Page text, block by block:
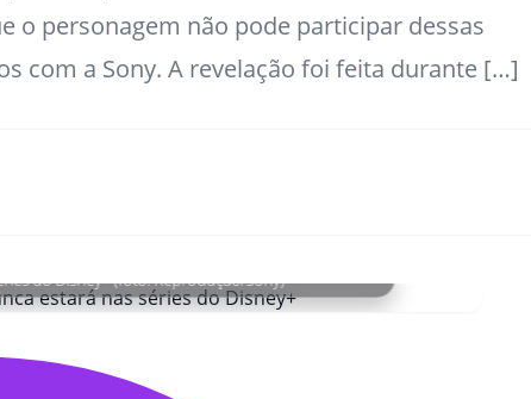
o personagem não pode participar dessas
com a Sony. A revelação foi feita durante […]
do Disney+ (foto: Reprodução/Sony)